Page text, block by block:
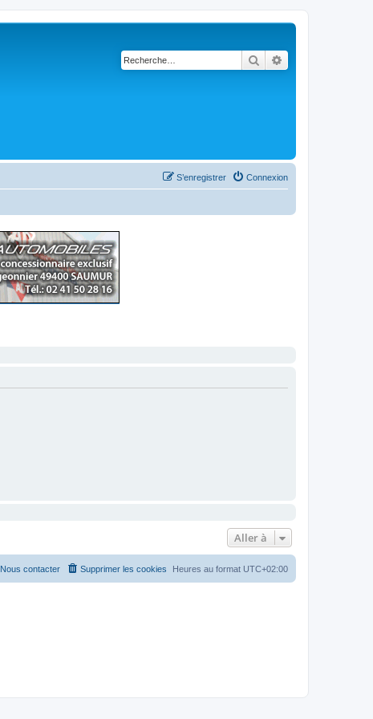
Rechercher
Connexion
S’enregistrer
Aller à
Heures au format UTC+02:00
Supprimer les cookies
Nous contacter